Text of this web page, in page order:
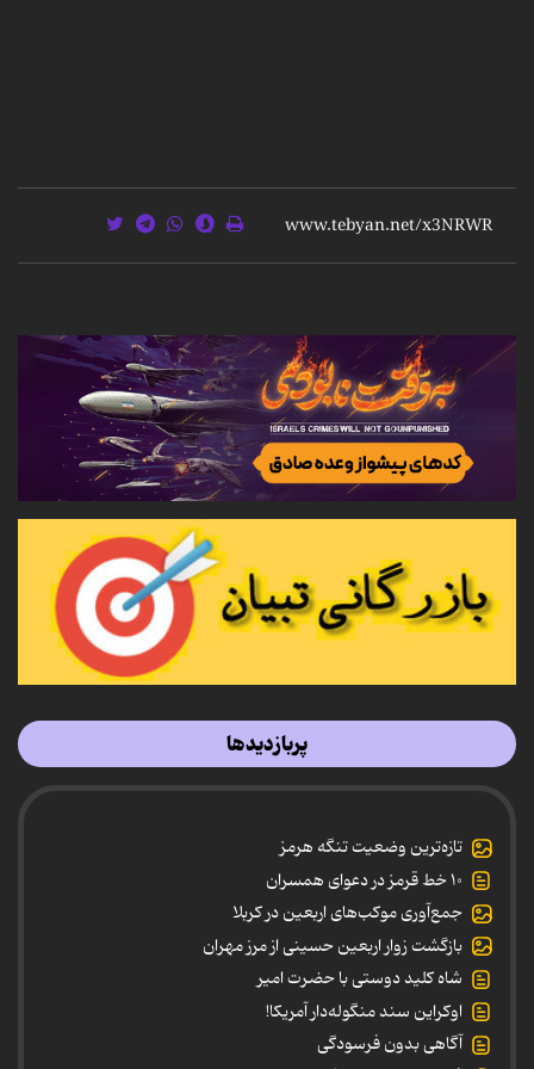
پربازدیدها
تازه‌ترین وضعیت تنگه هرمز
۱۰ خط قرمز در دعوای همسران
جمع‌آوری موکب‌های اربعین در کربلا
بازگشت زوار اربعین حسینی از مرز مهران
شاه کلید دوستی با حضرت امیر
اوکراین سند منگوله‌دار آمریکا!
آگاهی بدون فرسودگی